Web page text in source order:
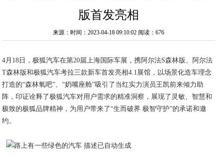
版首发亮相
来源：时间：2023-04-18 09:10:02 阅读：676
4月18日，极狐汽车在第20届上海国际车展，携阿尔法S森林版、阿尔法
T森林版和极狐汽车考拉三款新车首发亮相4.1展馆，以场景化造车理念
打造的“森林氧吧”、“奶嘴座舱”吸引了当红实力演员王凯前来倾力助
阵，印证诠释了极狐汽车对用户需求的精准洞察，展现了灵敏、智慧和
极致的极狐品牌精神，为用户带来了“生而破界 极智守护”的承诺和邀
约。